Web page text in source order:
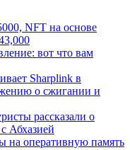
NFT на основе
вот что вам
Sharplink в
о сжигании и
рассказали о
Абхазией
на оперативную память